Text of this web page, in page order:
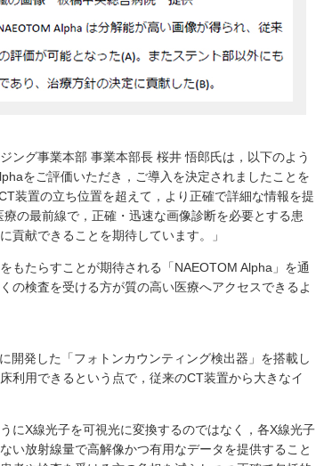
グ事業本部 事業本部長 桜井 悟郎氏は，以下のよう
をご評価いただき，ご導入を決定されましたことを
装置の立ち位置を超えて，より正確で詳細な情報を提
の最前線で，正確・迅速な画像診断を必要とする患
貢献できることを期待しています。」
もたらすことが期待される「NAEOTOM Alpha」を通
の検査を受ける方が質の高い医療へアクセスできるよ
開発した「フォトンカウンティング検出器」を搭載し
利用できるという点で，従来のCT装置から大きなイ
にX線光子を可視光に変換するのではなく，各X線光子
い放射線量で高解像かつ有用なデータを提供すること